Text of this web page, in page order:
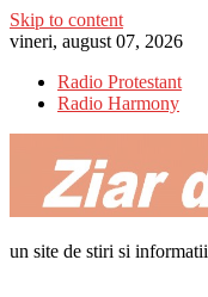
Skip to content
vineri, august 07, 2026
Radio Protestant
Radio Harmony
un site de stiri si informatii